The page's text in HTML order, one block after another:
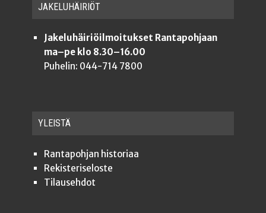
JAKE­LU­HÄI­RIÖT
Jakeluhäiriöilmoitukset Rantapohjaan
ma–pe klo 8.30–16.00
Puhelin: 044-714 7800
YLEISTÄ
Ran­ta­poh­jan historiaa
Rekis­te­ri­se­los­te
Tilauseh­dot